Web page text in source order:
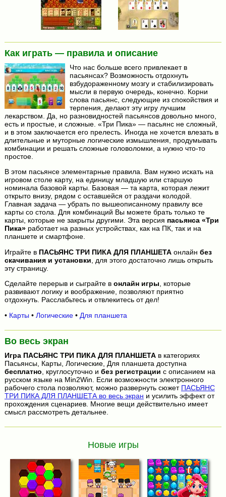
Как играть — правила и описание
Что нас больше всего привлекает в
пасьянсах? Возможность отдохнуть
взбудораженному мозгу и стабилизировать
мысли в первую очередь, конечно. Корни
слова пасьянс, следующие из спокойствия и
терпения, делают эту игру лучшим
лекарством. Да, но разновидностей пасьянсов довольно много,
есть и простые, и сложные. «Три Пика» — пасьянс не сложный,
и в этом заключается его прелесть. Иногда не хочется влезать в
длительные и муторные логические измышления, продумывать
комбинации и решать сложные головоломки, а нужно что-то
простое.
В этом пасьянсе элементарные правила. Вам нужно искать на
игровом столе карту, на единицу младшую или старшую
номинала базовой карты. Базовая — та карта, которая лежит
открыто внизу, рядом с оставшейся от раздачи колодой.
Главная задача — убрать по вышеописанному правилу все
карты со стола. Для комбинаций Вы можете брать только те
карты, которые не закрыты другими. Эта версия пасьянса «Три
Пика»работает на разных устройствах, как на ПК, так и на
планшете и смартфоне.
Играйте в ПАСЬЯНС ТРИ ПИКА ДЛЯ ПЛАНШЕТАонлайн без
скачивания и установки , для этого достаточно лишь открыть
эту страницу.
Сделайте перерыв и сыграйте в онлайн игры, которые
развивают логику и воображение, позволяют приятно
отдохнуть. Расслабьтесь и отвлекитесь от дел!
• Карты • Логические• Для планшета
Во весь экран
Игра ПАСЬЯНС ТРИ ПИКА ДЛЯ ПЛАНШЕТАв категориях
Пасьянсы, Карты, Логические, Для планшета доступна
бесплатно , круглосуточно и без регистрации с описанием на
русском языке на Min2Win. Если возможности электронного
рабочего стола позволяют, можно развернуть сюжет ПАСЬЯНС
ТРИ ПИКА ДЛЯ ПЛАНШЕТА во весь экран и усилить эффект от
прохождения сценариев. Многие вещи действительно имеет
смысл рассмотреть детальнее.
Новые игры